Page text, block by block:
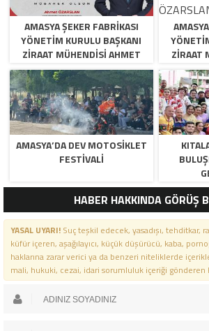
AMASYA ŞEKER FABRIKASI
YÖNETIM KURULU BAŞKANI
ZIRAAT MÜHENDISI AHMET
ÖZARSLAN’IN MEVLID KANDILI
MESAJI
ZIRAAT
AMASYA’DA DEV MOTOSIKLET
FESTIVALI
HABER HAKKINDA GÖRÜŞ
YASAL UYARI!Suç teşkil edecek, yasadışı, tehditkar,
küfür içeren, aşağılayıcı, küçük düşürücü, kaba,
haklarına zarar verici ya da benzeri niteliklerde
mali, hukuki, cezai, idari sorumluluk içeriği gönderen